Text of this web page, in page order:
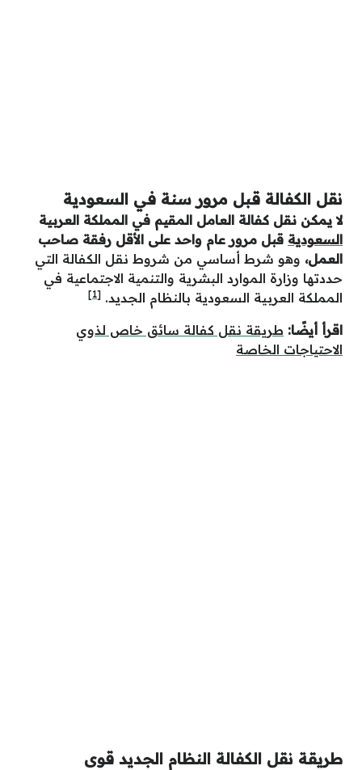
نقل الكفالة قبل مرور سنة في السعودية
لا يمكن نقل كفالة العامل المقيم في المملكة العربية
السعودية قبل مرور عام واحد على الأقل رفقة صاحب
العمل، وهو شرط أساسي من شروط نقل الكفالة التي
حددتها وزارة الموارد البشرية والتنمية الاجتماعية في
المملكة العربية السعودية بالنظام الجديد. [1]
اقرأ أيضًا: طريقة نقل كفالة سائق خاص لذوي
الاحتياجات الخاصة
طريقة نقل الكفالة النظام الجديد قوى